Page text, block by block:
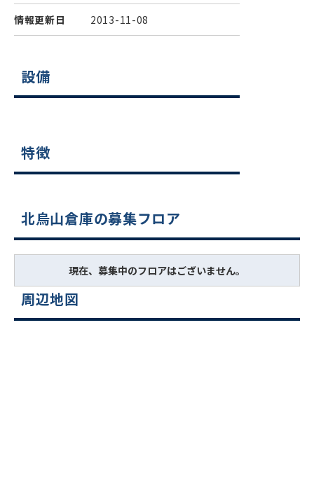
情報更新日 2013-11-08
設備
特徴
北烏山倉庫の募集フロア
現在、募集中のフロアはございません。
周辺地図